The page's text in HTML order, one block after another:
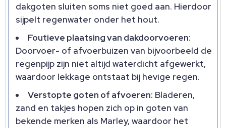
dakgoten sluiten soms niet goed aan. Hierdoor
sijpelt regenwater onder het hout.
Foutieve plaatsing van dakdoorvoeren:
Doorvoer- of afvoerbuizen van bijvoorbeeld de
regenpijp zijn niet altijd waterdicht afgewerkt,
waardoor lekkage ontstaat bij hevige regen.
Verstopte goten of afvoeren: Bladeren,
zand en takjes hopen zich op in goten van
bekende merken als Marley, waardoor het